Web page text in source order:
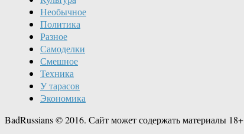
Необычное
Политика
Разное
Самоделки
Смешное
Техника
У тарасов
Экономика
BadRussians © 2016. Сайт может содержать материалы 18+